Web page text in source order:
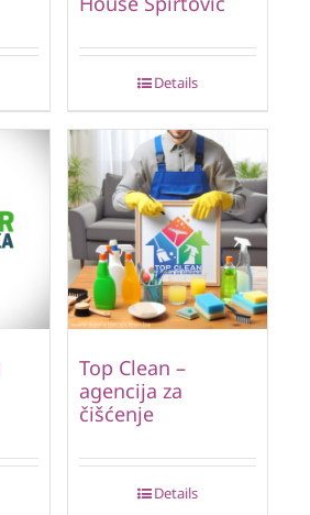
Details
Top Clean –
agencija za
čišćenje
Details